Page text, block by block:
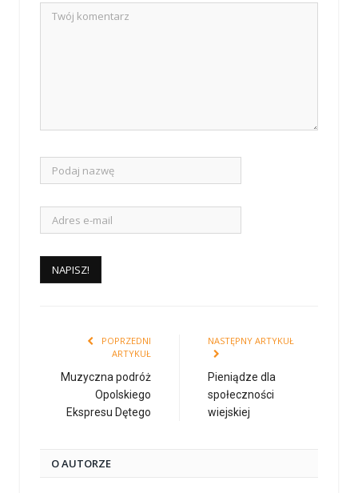
POPRZEDNI
ARTYKUŁ
Muzyczna podróż
Opolskiego
Ekspresu Dętego
NASTĘPNY ARTYKUŁ
Pieniądze dla
społeczności
wiejskiej
O AUTORZE